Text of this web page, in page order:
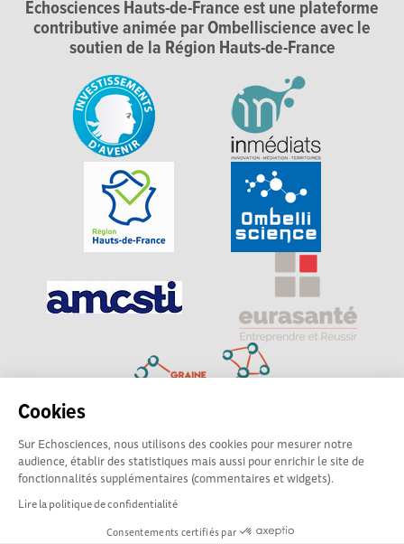
Cookies
Sur Echosciences, nous utilisons des cookies pour mesurer notre
audience, établir des statistiques mais aussi pour enrichir le site de
fonctionnalités supplémentaires (commentaires et widgets).
Lire la politique de confidentialité
Consentements certifiés par
Echosciences Hauts-de-France est une plateforme
contributive animée par Ombelliscience avec le
soutien de la Région Hauts-de-France
Explorer, s’exprimer, rentrer en contact : Echosciences
Hauts-de-France est le réseau social des amateurs de
sciences et de technologies du territoire
Mentions légales|Politique de confidentialité